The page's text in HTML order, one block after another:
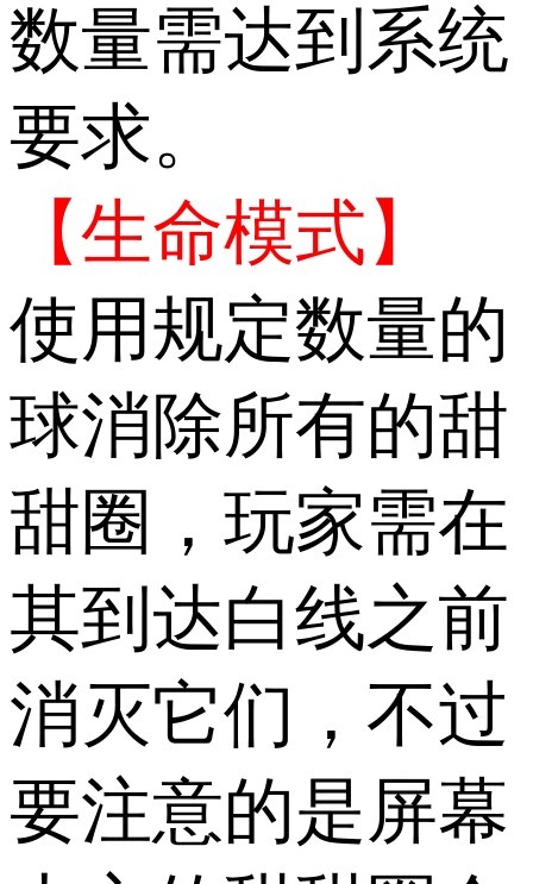
数量需达到系统
要求。
【生命模式】
使用规定数量的
球消除所有的甜
甜圈，玩家需在
其到达白线之前
消灭它们，不过
要注意的是屏幕